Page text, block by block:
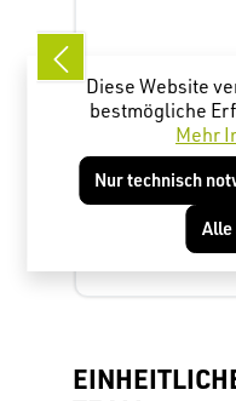
Kasack
Diese Website
bestmögliche
Mehr
Nur technisch